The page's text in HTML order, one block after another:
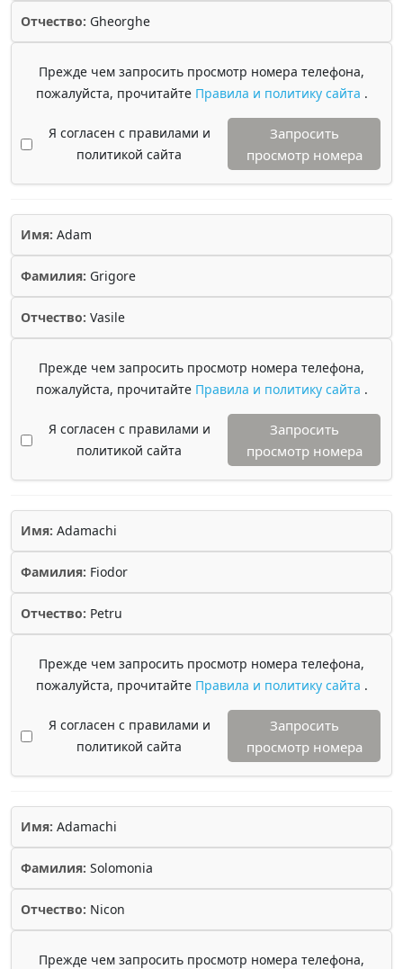
Отчество: Gheorghe
Прежде чем запросить просмотр номера телефона,
пожалуйста, прочитайте Правила и политику сайта .
Я согласен с правилами и
политикой сайта
Запросить
просмотр номера
Имя: Adam
Фамилия: Grigore
Отчество: Vasile
Прежде чем запросить просмотр номера телефона,
пожалуйста, прочитайте Правила и политику сайта .
Я согласен с правилами и
политикой сайта
Запросить
просмотр номера
Имя: Adamachi
Фамилия: Fiodor
Отчество: Petru
Прежде чем запросить просмотр номера телефона,
пожалуйста, прочитайте Правила и политику сайта .
Я согласен с правилами и
политикой сайта
Запросить
просмотр номера
Имя: Adamachi
Фамилия: Solomonia
Отчество: Nicon
Прежде чем запросить просмотр номера телефона,